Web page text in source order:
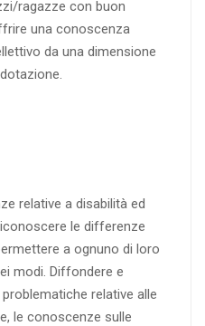
ragazze con buon
una conoscenza
da una dimensione
relative a disabilità ed
le differenze
a ognuno di loro
modi. Diffondere e
relative alle
le conoscenze sulle